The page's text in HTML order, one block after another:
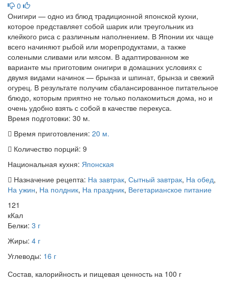
0
Онигири — одно из блюд традиционной японской кухни,
которое представляет собой шарик или треугольник из
клейкого риса с различным наполнением. В Японии их чаще
всего начиняют рыбой или морепродуктами, а также
солеными сливами или мясом. В адаптированном же
варианте мы приготовим онигири в домашних условиях с
двумя видами начинок — брынза и шпинат, брынза и свежий
огурец. В результате получим сбалансированное питательное
блюдо, которым приятно не только полакомиться дома, но и
очень удобно взять с собой в качестве перекуса.
Время подготовки: 30 м.
Время приготовления: 20 м.
Количество порций: 9
Национальная кухня: Японская
Назначение рецепта: На завтрак, Сытный завтрак, На обед,
На ужин, На полдник, На праздник, Вегетарианское питание
121
кКал
Белки: 3 г
Жиры: 4 г
Углеводы: 16 г
Состав, калорийность и пищевая ценность на 100 г